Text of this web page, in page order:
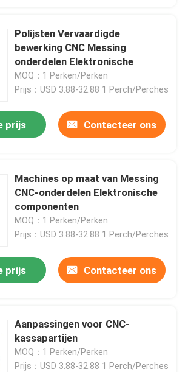
Polijsten Vervaardigde
bewerking CNC Messing
onderdelen Elektronische
MOQ：1 Perken/Perken
Prijs：USD 3.88-32.88 1 Perch/Perches
prijs Contacteer ons
Machines op maat van Messing
CNC-onderdelen Elektronische
componenten
MOQ：1 Perken/Perken
Prijs：USD 3.88-32.88 1 Perch/Perches
prijs Contacteer ons
Aanpassingen voor CNC-
kassapartijen
MOQ：1 Perken/Perken
Prijs：USD 3.88-32.88 1 Perch/Perches